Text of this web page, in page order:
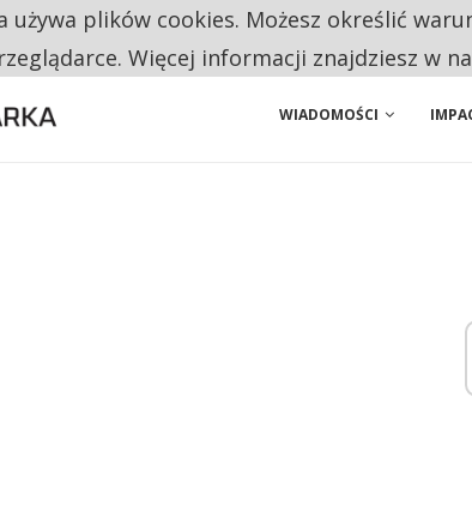
ZŁOTÓWKĘ Z EMERYTURY SENIORZY PRZEZNACZAJĄ NA
WIADOMOŚCI
używa plików cookies. Możesz określić
Więcej informacji znajdziesz w